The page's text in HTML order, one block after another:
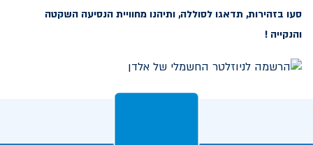
סעו בזהירות, תדאגו לסוללה, ותיהנו מחוויית הנסיעה השקטה
והנקייה !